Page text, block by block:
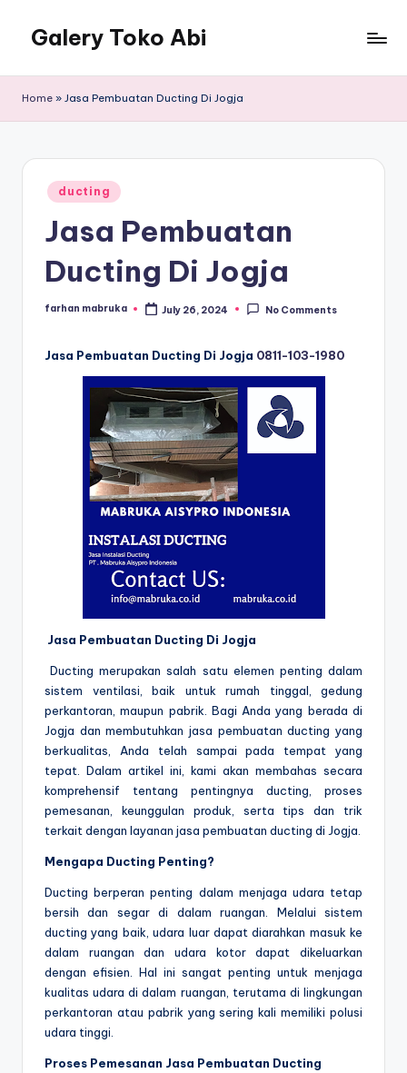
Galery Toko Abi
Home » Jasa Pembuatan Ducting Di Jogja
Posted
in
ducting
Jasa Pembuatan
Ducting Di Jogja
Posted
farhan mabruka July 26, 2024 No Comments
Jasa Pembuatan Ducting Di Jogja 0811-103-1980
Jasa Pembuatan Ducting Di Jogja
Ducting merupakan salah satu elemen penting dalam
sistem ventilasi, baik untuk rumah tinggal, gedung
perkantoran, maupun pabrik. Bagi Anda yang berada di
Jogja dan membutuhkan jasa pembuatan ducting yang
berkualitas, Anda telah sampai pada tempat yang
tepat. Dalam artikel ini, kami akan membahas secara
komprehensif tentang pentingnya ducting, proses
pemesanan, keunggulan produk, serta tips dan trik
terkait dengan layanan jasa pembuatan ducting di Jogja.
Mengapa Ducting Penting?
Ducting berperan penting dalam menjaga udara tetap
bersih dan segar di dalam ruangan. Melalui sistem
ducting yang baik, udara luar dapat diarahkan masuk ke
dalam ruangan dan udara kotor dapat dikeluarkan
dengan efisien. Hal ini sangat penting untuk menjaga
kualitas udara di dalam ruangan, terutama di lingkungan
perkantoran atau pabrik yang sering kali memiliki polusi
udara tinggi.
Proses Pemesanan Jasa Pembuatan Ducting